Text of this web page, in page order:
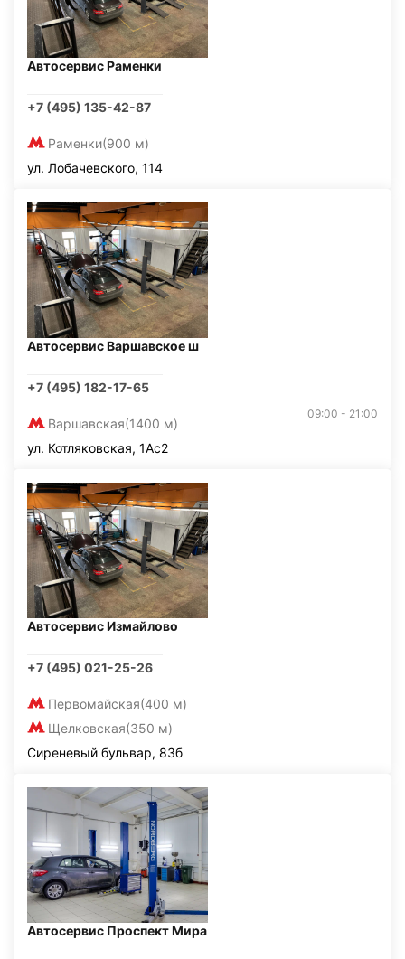
Автосервис Раменки
+7 (495) 135-42-87
Раменки(900 м)
ул. Лобачевского, 114
Автосервис Варшавское ш
+7 (495) 182-17-65
Варшавская(1400 м)
09:00 - 21:00
ул. Котляковская, 1Ас2
Автосервис Измайлово
+7 (495) 021-25-26
Первомайская(400 м)
Щелковская(350 м)
Сиреневый бульвар, 83б
Автосервис Проспект Мира